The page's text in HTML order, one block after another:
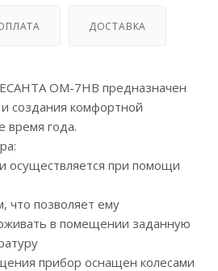
ДОСТАВКА
ОМ-7НВ предназначен
создания комфортной
время года.
осуществляется при помощи
что позволяет ему
в помещении заданную
прибор оснащен колесами